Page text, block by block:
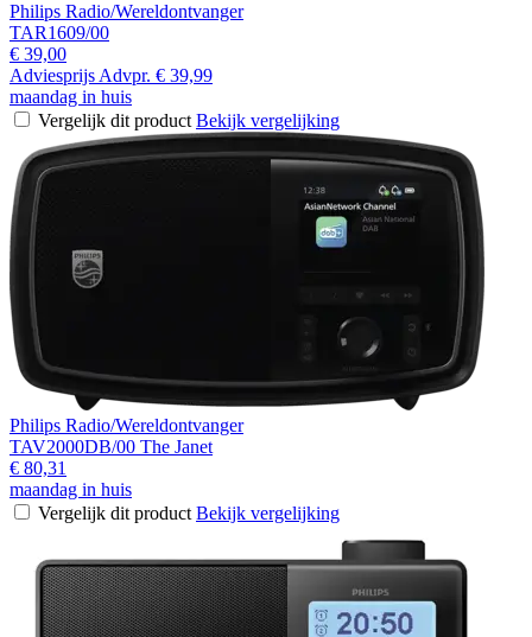
Philips Radio/Wereldontvanger
TAR1609/00
€ 39,00
Adviesprijs Advpr. € 39,99
maandag in huis
Vergelijk dit product Bekijk vergelijking
Philips Radio/Wereldontvanger
TAV2000DB/00 The Janet
€ 80,31
maandag in huis
Vergelijk dit product Bekijk vergelijking